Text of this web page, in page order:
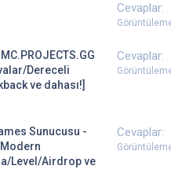
Cevaplar
Dereceli
ve dahası!]
Cevaplar
Sunucusu -
Modern
Level/Airdrop ve
Cevaplar